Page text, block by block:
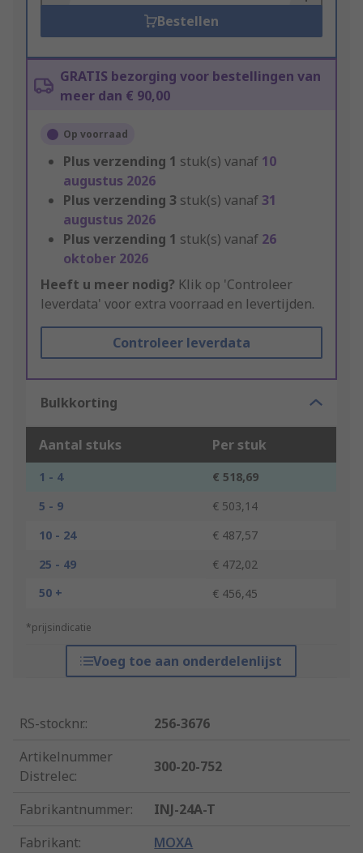
Bestellen
GRATIS bezorging voor bestellingen van
meer dan € 90,00
Op voorraad
Plus verzending 1 stuk(s) vanaf 10
augustus 2026
Plus verzending 3 stuk(s) vanaf31
augustus 2026
Plus verzending 1 stuk(s) vanaf 26
oktober 2026
Heeft u meer nodig? Klik op 'Controleer
leverdata' voor extra voorraad en levertijden.
Controleer leverdata
Bulkkorting
Aantal stuks Per stuk
1 - 4
€ 518,69
5 - 9
€ 503,14
10 - 24
€ 487,57
25 - 49
€ 472,02
50 +
€ 456,45
*prijsindicatie
Voeg toe aan onderdelenlijst
RS-stocknr.:
256-3676
Artikelnummer
Distrelec:
300-20-752
Fabrikantnummer:
INJ-24A-T
Fabrikant: MOXA